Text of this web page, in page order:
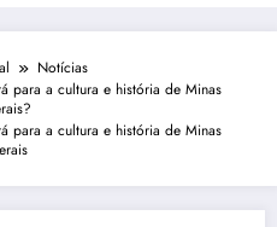
Notícias
para a cultura e história de Minas
para a cultura e história de Minas